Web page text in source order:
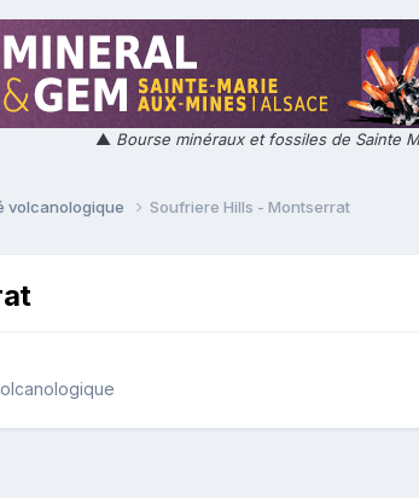
▲ Bourse minéraux et fossiles de Sainte
volcanologique Soufriere Hills - Montserrat